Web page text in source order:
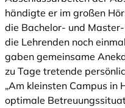
händigte er im großen
die Bachelor- und
die Lehrenden noch
gaben gemeinsame
zu Tage tretende
„Am kleinsten Campus in
optimale